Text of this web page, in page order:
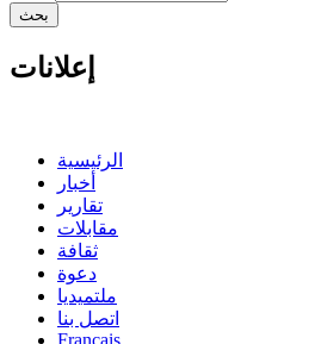
إعلانات
الرئيسية
أخبار
تقارير
مقابلات
ثقافة
دعوة
ملتميديا
اتصل بنا
Francais